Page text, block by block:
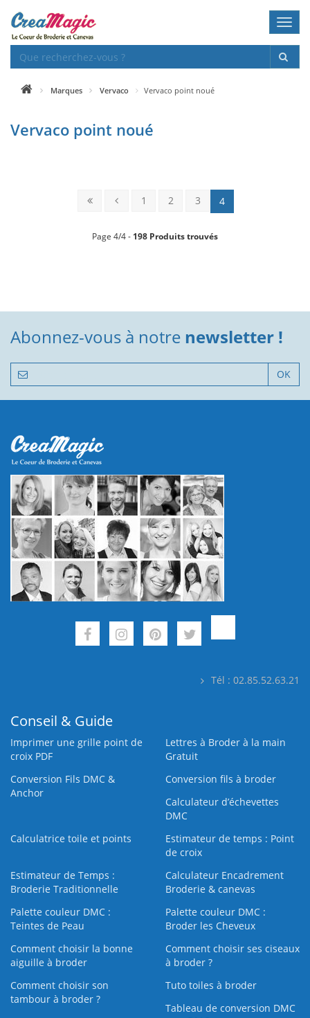
Marques Vervaco Vervaco point noué
Vervaco point noué
1 2 3 4
Page 4/4 - 198 Produits trouvés
Abonnez-vous à notre newsletter !
OK
Tél : 02.85.52.63.21
Conseil & Guide
Imprimer une grille point de
croix PDF
Lettres à Broder à la main
Gratuit
Conversion Fils DMC &
Anchor
Conversion fils à broder
Calculateur d’échevettes
DMC
Calculatrice toile et points
Estimateur de temps : Point
de croix
Estimateur de Temps :
Broderie Traditionnelle
Calculateur Encadrement
Broderie & canevas
Palette couleur DMC :
Teintes de Peau
Palette couleur DMC :
Broder les Cheveux
Comment choisir la bonne
aiguille à broder
Comment choisir ses ciseaux
à broder ?
Comment choisir son
tambour à broder ?
Tuto toiles à broder
Tableau de conversion DMC